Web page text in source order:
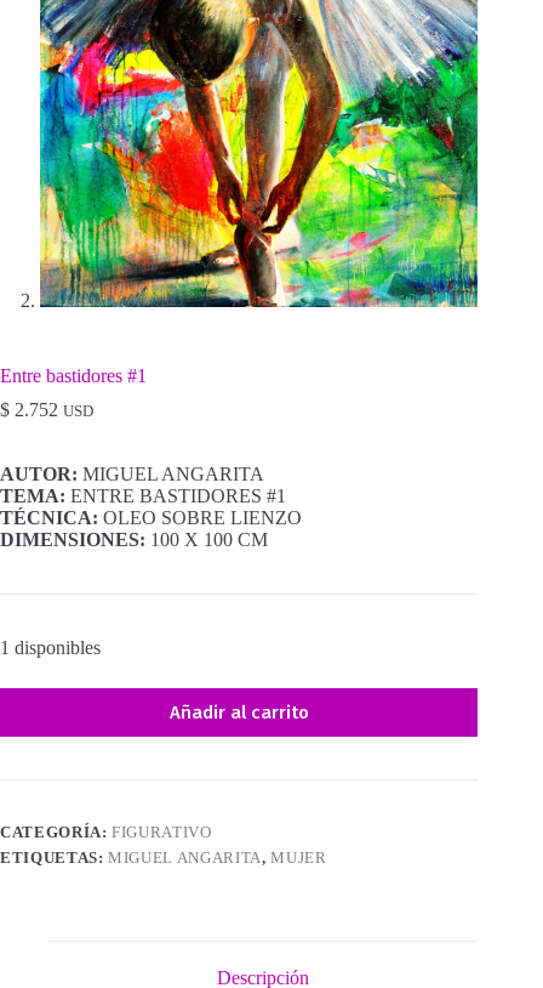
Entre bastidores #1
$ 2.752 USD
AUTOR: MIGUEL ANGARITA
TEMA: ENTRE BASTIDORES #1
TÉCNICA: OLEO SOBRE LIENZO
DIMENSIONES: 100 X 100 CM
1 disponibles
Añadir al carrito
CATEGORÍA:FIGURATIVO
ETIQUETAS:MIGUEL ANGARITA,MUJER
Descripción